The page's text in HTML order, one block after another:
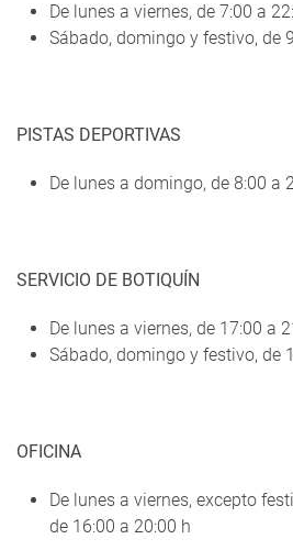
De lunes a viernes, de 7:00 a
Sábado, domingo y festivo, de
PISTAS DEPORTIVAS
De lunes a domingo, de 8:00 a
SERVICIO DE BOTIQUÍN
De lunes a viernes, de 17:00 a
Sábado, domingo y festivo, de
OFICINA
De lunes a viernes, excepto
de 16:00 a 20:00 h